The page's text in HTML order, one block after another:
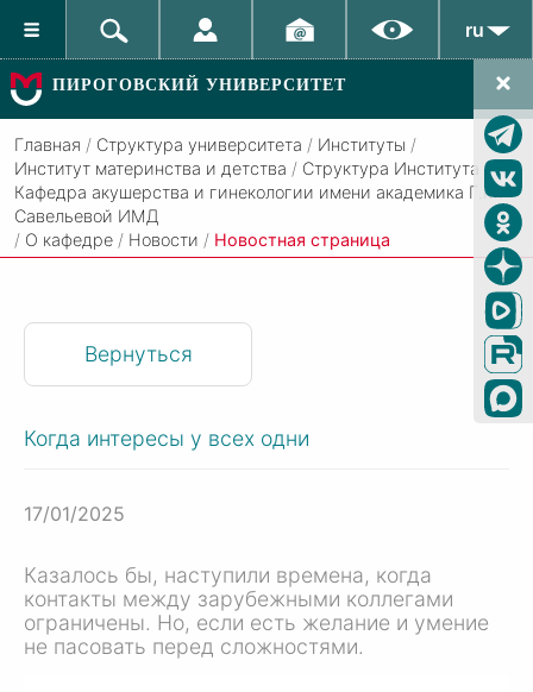
ru
ПИРОГОВСКИЙ УНИВЕРСИТЕТ
Главная / Структура университета / Институты /
Институт материнства и детства / Структура Института /
Кафедра акушерства и гинекологии имени академика Г.М.
Савельевой ИМД
/ О кафедре / Новости / Новостная страница
Когда интересы у всех одни
17/01/2025
Казалось бы, наступили времена, когда
контакты между зарубежными коллегами
ограничены. Но, если есть желание и умение
не пасовать перед сложностями.
Вернуться